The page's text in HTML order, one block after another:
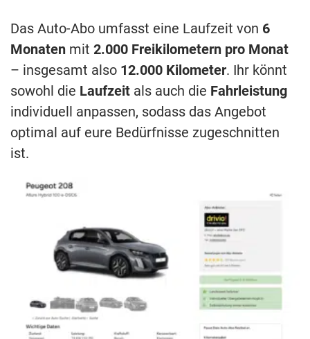
Das Auto-Abo umfasst eine Laufzeit von 6
Monaten mit 2.000 Freikilometern pro Monat
– insgesamt also 12.000 Kilometer. Ihr könnt
sowohl die Laufzeit als auch die Fahrleistung
individuell anpassen, sodass das Angebot
optimal auf eure Bedürfnisse zugeschnitten
ist.